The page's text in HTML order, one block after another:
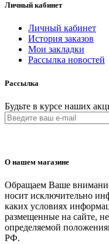
Личный кабинет
Личный кабинет
История заказов
Мои закладки
Рассылка новостей
Рассылка
Будьте в курсе наших
О нашем магазине
Обращаем Ваше
носит исключительно
каких условиях
размещенные на сайте,
определяемой
РФ.